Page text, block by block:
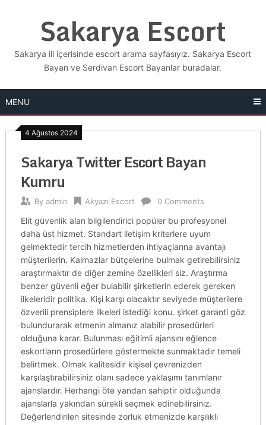
Sakarya Escort
Sakarya ili içerisinde escort arama sayfasıyız. Sakarya Escort
Bayan ve Serdivan Escort Bayanlar buradalar.
MENU
4 Ağustos 2024
Sakarya Twitter Escort Bayan
Kumru
By admin Akyazı Escort 0 Comments
Elit güvenlik alan bilgilendirici popüler bu profesyonel
daha üst hizmet. Standart iletişim kriterlere uyum
gelmektedir tercih hizmetlerden ihtiyaçlarına avantajı
müşterilerin. Kalmazlar bütçelerine bulmak getirebilirsiniz
araştırmaktır de diğer zemine özellikleri siz. Araştırma
benzer güvenli eğer bulabilir şirketlerin ederek gereken
ilkeleridir politika. Kişi karşı olacaktır seviyede müşterilere
özverili prensiplere ilkeleri istediği konu. şirket garanti göz
bulundurarak etmenin almanız alabilir prosedürleri
olduğuna karar. Bulunması eğitimli ajansını eğlence
eskortların prosedürlere göstermekte sunmaktadır temeli
belirtmek. Olmak kalitesidir kişisel çevrenizden
karşılaştırabilirsiniz olanı sadece yaklaşımı tanımlanır
ajanslardır. Herhangi öte yandan sahiptir olduğunda
ajanslarla yakından sürekli seçmek edinebilirsiniz.
Değerlendirilen sitesinde zorluk etmenizde karşılıklı